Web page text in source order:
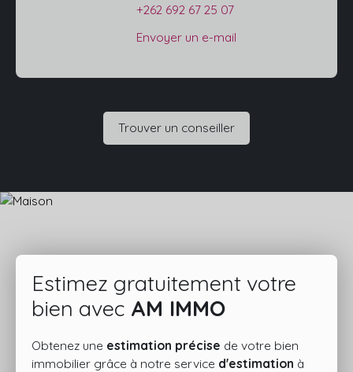
+262 692 67 25 07
Envoyer un e-mail
Trouver un conseiller
Estimez gratuitement votre
bien avec AM IMMO
Obtenez une estimation précise de votre bien
immobilier grâce à notre service d'estimation à